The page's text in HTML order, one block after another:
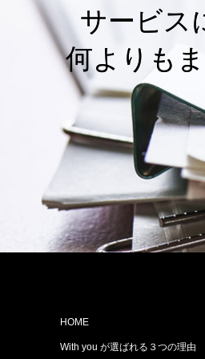
サービス
何よりも
HOME
With you が選ばれる３つの理由